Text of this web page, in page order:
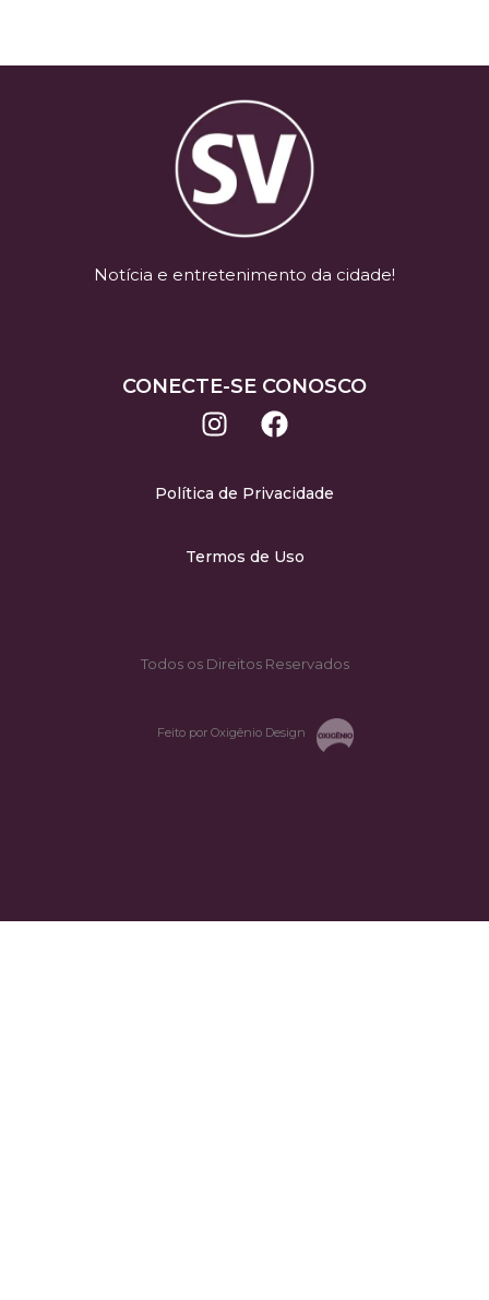
Notícia e entretenimento da cidade!
CONECTE-SE CONOSCO
Política de Privacidade
Termos de Uso
Todos os Direitos Reservados
Feito por Oxigênio Design